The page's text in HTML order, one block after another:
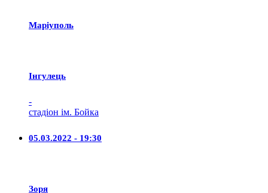
Маріуполь
Iнгулець
-
стадіон ім. Бойка
05.03.2022 - 19:30
Зоря